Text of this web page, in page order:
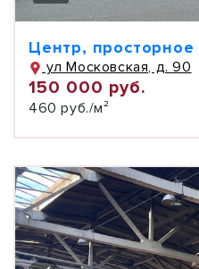
Центр,
ул Московская, д. 90
150 000 руб.
460 руб./м²